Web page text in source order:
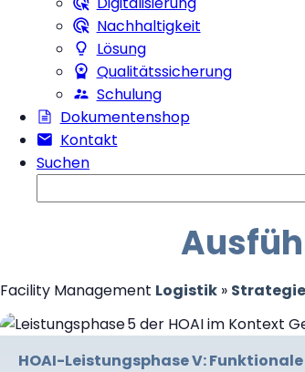
Nachhaltigkeit
Lösung
Qualitätssicherung
Schulung
Dokumentenshop
Kontakt
Suchen
Facility Management Logistik » Strategie
HOAI-Leistungsphase V: